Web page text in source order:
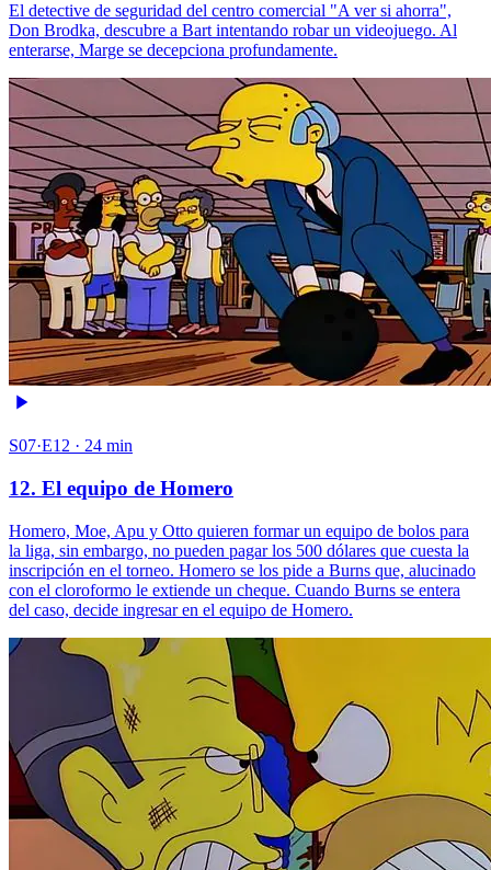
El detective de seguridad del centro comercial "A ver si ahorra",
Don Brodka, descubre a Bart intentando robar un videojuego. Al
enterarse, Marge se decepciona profundamente.
S07·E12 · 24 min
12. El equipo de Homero
Homero, Moe, Apu y Otto quieren formar un equipo de bolos para
la liga, sin embargo, no pueden pagar los 500 dólares que cuesta la
inscripción en el torneo. Homero se los pide a Burns que, alucinado
con el cloroformo le extiende un cheque. Cuando Burns se entera
del caso, decide ingresar en el equipo de Homero.